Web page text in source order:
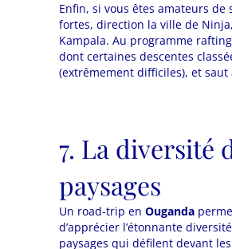
Enfin, si vous êtes amateurs de
fortes, direction la ville de
Kampala. Au programme
dont certaines descentes
(extrêmement difficiles), et saut
7. La diversité
paysages
Un road-trip en Ouganda
d’apprécier l’étonnante
paysages qui défilent devant les